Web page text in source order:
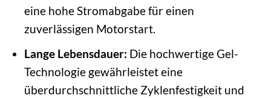
eine hohe Stromabgabe für einen
zuverlässigen Motorstart.
Lange Lebensdauer: Die hochwertige Gel-
Technologie gewährleistet eine
überdurchschnittliche Zyklenfestigkeit und